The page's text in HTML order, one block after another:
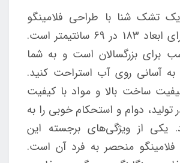
تشک شنا با طراحی فلامینگو
می‌باشد که دارای ابعاد 183 در 69 سانتیمتر است.
برای بزرگسالان است و به شما
آسانی روی آب استراحت کنید.
ساخت بالا و مواد با کیفیت
تولید، دوام و استحکام خوبی را به
یکی از ویژگی‌های برجسته این
منحصر به فرد آن است.